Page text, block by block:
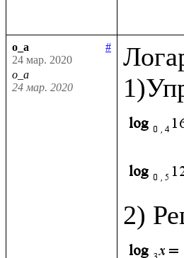
o_a
#
24 мар. 2020
o_a
24 мар. 2020